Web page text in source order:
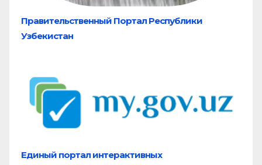
Правительственный Портал Республики
Узбекистан
Единый портал интерактивных